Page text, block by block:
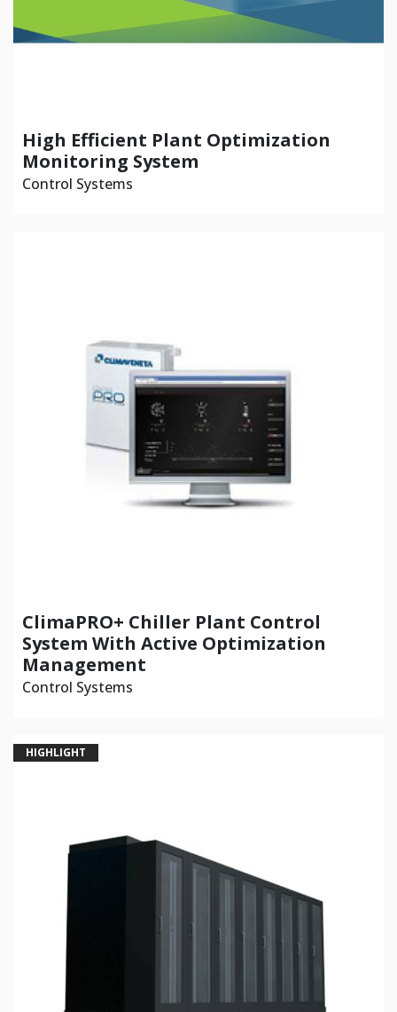
High Efficient Plant Optimization
Monitoring System
Control Systems
ClimaPRO+ Chiller Plant Control
System With Active Optimization
Management
Control Systems
HIGHLIGHT